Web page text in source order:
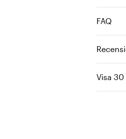
FAQ
Visa